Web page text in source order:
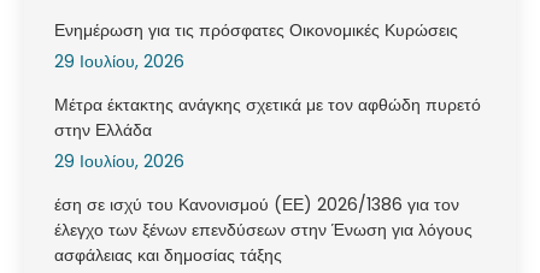
Ενημέρωση για τις πρόσφατες Οικονομικές Κυρώσεις
29 Ιουλίου, 2026
Μέτρα έκτακτης ανάγκης σχετικά με τον αφθώδη πυρετό
στην Ελλάδα
29 Ιουλίου, 2026
έση σε ισχύ του Κανονισμού (ΕΕ) 2026/1386 για τον
έλεγχο των ξένων επενδύσεων στην Ένωση για λόγους
ασφάλειας και δημοσίας τάξης